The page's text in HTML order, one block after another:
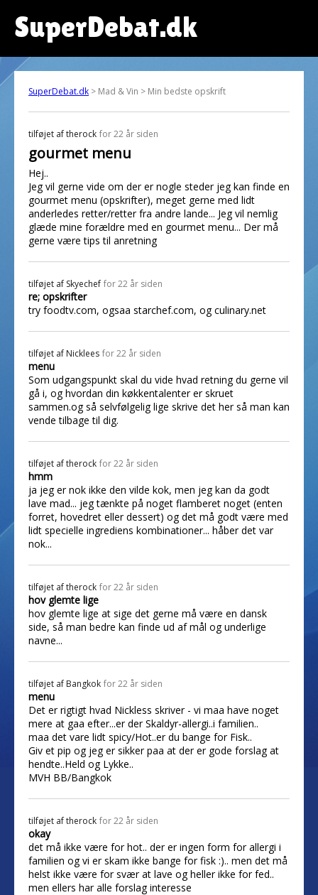
SuperDebat.dk
SuperDebat.dk > Mad & Vin > Min bedste opskrift
tilføjet aftherock for 22 år siden
gourmet menu
Hej..
Jeg vil gerne vide om der er nogle steder jeg kan finde en
gourmet menu (opskrifter), meget gerne med lidt
anderledes retter/retter fra andre lande... Jeg vil nemlig
glæde mine forældre med en gourmet menu... Der må
gerne være tips til anretning
tilføjet af Skyechef for 22 år siden
re; opskrifter
try foodtv.com, ogsaa starchef.com, og culinary.net
tilføjet af Nicklees for 22 år siden
menu
Som udgangspunkt skal du vide hvad retning du gerne vil
gå i, og hvordan din køkkentalenter er skruet
sammen.og så selvfølgelig lige skrive det her så man kan
vende tilbage til dig.
tilføjet aftherock for 22 år siden
hmm
ja jeg er nok ikke den vilde kok, men jeg kan da godt
lave mad... jeg tænkte på noget flamberet noget (enten
forret, hovedret eller dessert) og det må godt være med
lidt specielle ingrediens kombinationer... håber det var
nok...
tilføjet aftherock for 22 år siden
hov glemte lige
hov glemte lige at sige det gerne må være en dansk
side, så man bedre kan finde ud af mål og underlige
navne...
tilføjet af Bangkok for 22 år siden
menu
Det er rigtigt hvad Nickless skriver - vi maa have noget
mere at gaa efter...er der Skaldyr-allergi..i familien..
maa det vare lidt spicy/Hot..er du bange for Fisk..
Giv et pip og jeg er sikker paa at der er gode forslag at
hendte..Held og Lykke..
MVH BB/Bangkok
tilføjet aftherock for 22 år siden
okay
det må ikke være for hot.. der er ingen form for allergi i
familien og vi er skam ikke bange for fisk :).. men det må
helst ikke være for svær at lave og heller ikke for fed..
men ellers har alle forslag interesse